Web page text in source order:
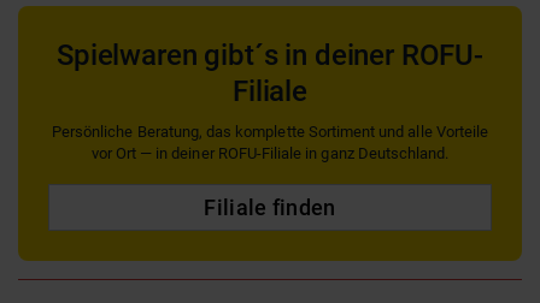
Spielwaren gibt´s in deiner ROFU-
Filiale
Persönliche Beratung, das komplette Sortiment und alle Vorteile
vor Ort — in deiner ROFU-Filiale in ganz Deutschland.
Filiale finden